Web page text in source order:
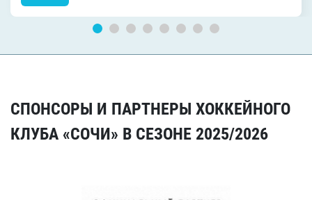
СПОНСОРЫ И ПАРТНЕРЫ ХОККЕЙНОГО
КЛУБА «СОЧИ» В СЕЗОНЕ 2025/2026